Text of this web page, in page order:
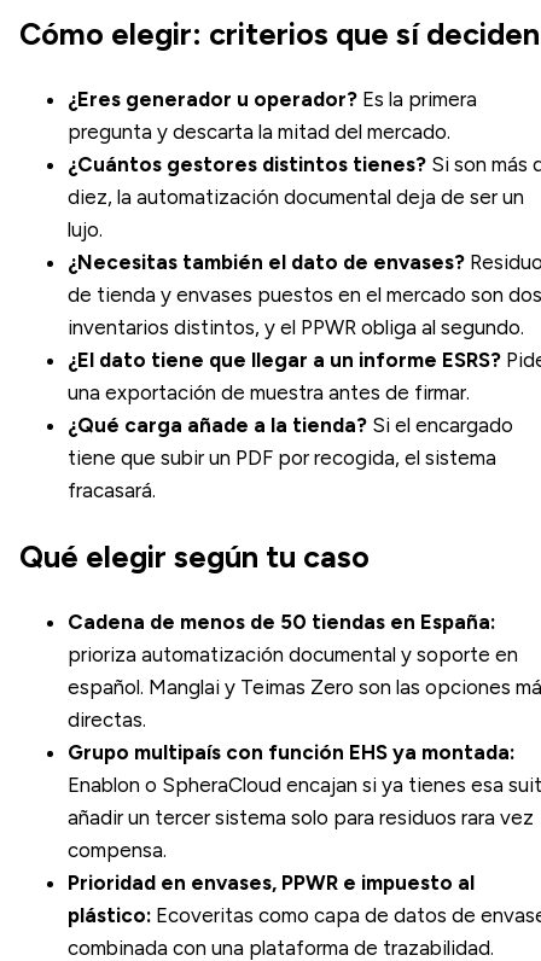
Cómo elegir: criterios que sí deciden
¿Eres generador u operador? Es la primera
pregunta y descarta la mitad del mercado.
¿Cuántos gestores distintos tienes? Si son más
diez, la automatización documental deja de ser un
lujo.
¿Necesitas también el dato de envases?
de tienda y envases puestos en el mercado son dos
inventarios distintos, y el PPWR obliga al segundo.
¿El dato tiene que llegar a un informe ESRS?
una exportación de muestra antes de firmar.
¿Qué carga añade a la tienda? Si el encargado
tiene que subir un PDF por recogida, el sistema
fracasará.
Qué elegir según tu caso
Cadena de menos de 50 tiendas en España:
prioriza automatización documental y soporte en
español. Manglai y Teimas Zero son las opciones
directas.
Grupo multipaís con función EHS ya montada:
Enablon o SpheraCloud encajan si ya tienes esa
añadir un tercer sistema solo para residuos rara vez
compensa.
Prioridad en envases, PPWR e impuesto al
plástico: Ecoveritas como capa de datos de
combinada con una plataforma de trazabilidad.